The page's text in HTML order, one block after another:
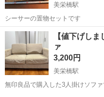
美栄橋駅
シーサーの置物セットです
沖縄 那覇市 美栄橋駅
【値下げしま
ァ
3,200円
美栄橋駅
無印良品で購入した3人掛けソフ